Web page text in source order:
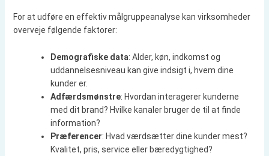
For at udføre en effektiv målgruppeanalyse kan virksomheder
overveje følgende faktorer:
Demografiske data: Alder, køn, indkomst og
uddannelsesniveau kan give indsigt i, hvem dine
kunder er.
Adfærdsmønstre: Hvordan interagerer kunderne
med dit brand? Hvilke kanaler bruger de til at finde
information?
Præferencer: Hvad værdsætter dine kunder mest?
Kvalitet, pris, service eller bæredygtighed?